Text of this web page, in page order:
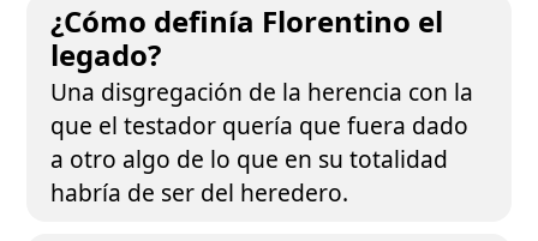
¿Cómo definía Florentino el
legado?
Una disgregación de la herencia con la
que el testador quería que fuera dado
a otro algo de lo que en su totalidad
habría de ser del heredero.